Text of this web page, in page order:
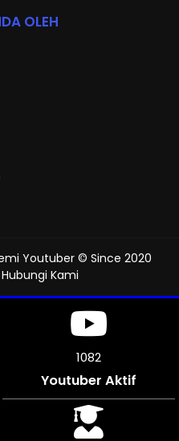
OLEH
Youtuber © Since 2020
Hubungi Kami
1210
Youtuber Aktif